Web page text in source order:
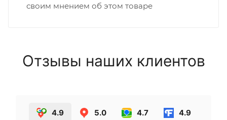
своим мнением об этом товаре
Отзывы наших клиентов
4.9 5.0 4.7 4.9